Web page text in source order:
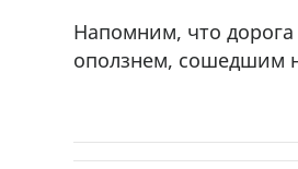
Напомним, что
оползнем, сошедшим